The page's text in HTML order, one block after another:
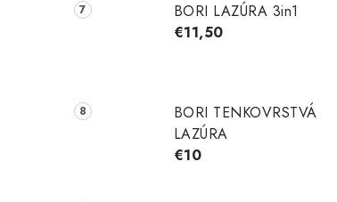
BORI LAZÚRA 3in1
€11,50
BORI TENKOVRSTVÁ
LAZÚRA
€10